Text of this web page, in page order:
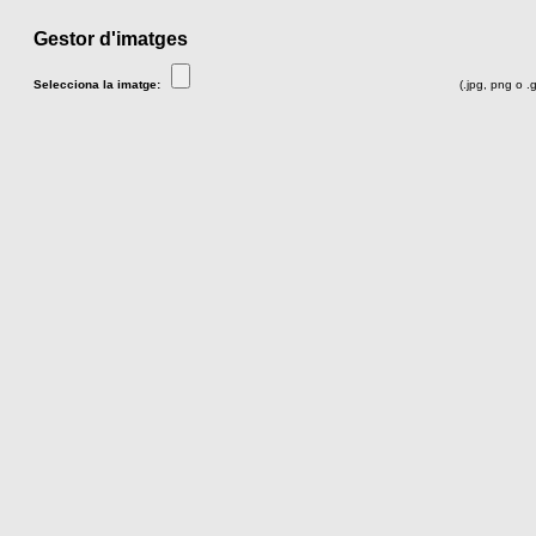
Gestor d'imatges
Selecciona la imatge: (.jpg, png o